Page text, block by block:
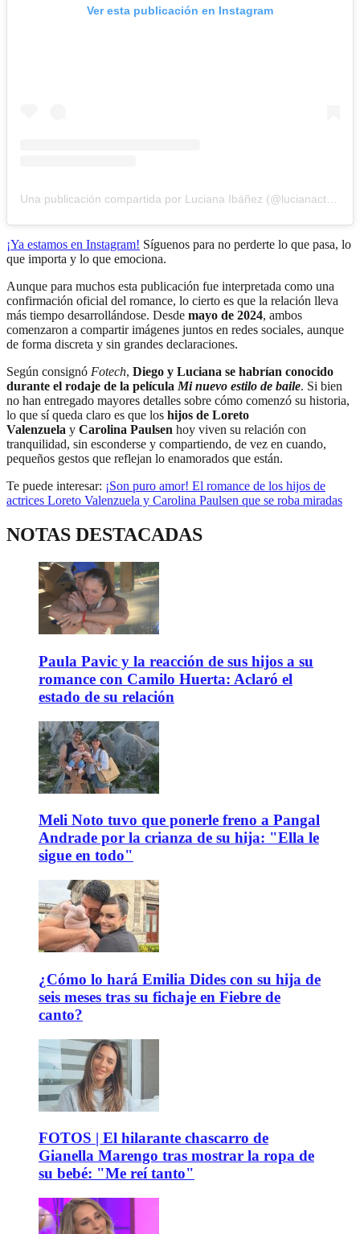
Ver esta publicación en Instagram
Una publicación compartida por Luciana Ibáñez (@lucianactora)
¡Ya estamos en Instagram! Síguenos para no perderte lo que pasa, lo
que importa y lo que emociona.
Aunque para muchos esta publicación fue interpretada como una
confirmación oficial del romance, lo cierto es que la relación lleva
más tiempo desarrollándose. Desde mayo de 2024, ambos
comenzaron a compartir imágenes juntos en redes sociales, aunque
de forma discreta y sin grandes declaraciones.
Según consignó Fotech, Diego y Luciana se habrían conocido
durante el rodaje de la película Mi nuevo estilo de baile. Si bien
no han entregado mayores detalles sobre cómo comenzó su historia,
lo que sí queda claro es que los hijos de Loreto
Valenzuela y Carolina Paulsen hoy viven su relación con
tranquilidad, sin esconderse y compartiendo, de vez en cuando,
pequeños gestos que reflejan lo enamorados que están.
Te puede interesar: ¡Son puro amor! El romance de los hijos de
actrices Loreto Valenzuela y Carolina Paulsen que se roba miradas
NOTAS DESTACADAS
Paula Pavic y la reacción de sus hijos a su
romance con Camilo Huerta: Aclaró el
estado de su relación
Meli Noto tuvo que ponerle freno a Pangal
Andrade por la crianza de su hija: "Ella le
sigue en todo"
¿Cómo lo hará Emilia Dides con su hija de
seis meses tras su fichaje en Fiebre de
canto?
FOTOS | El hilarante chascarro de
Gianella Marengo tras mostrar la ropa de
su bebé: "Me reí tanto"